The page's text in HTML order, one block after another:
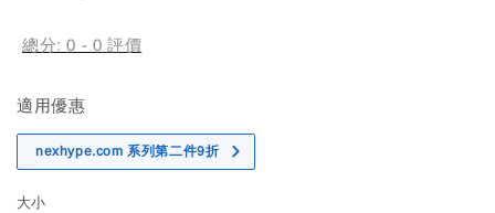
總分:0 - 0 評價
適用優惠
nexhype.com 系列第二件9折
大小